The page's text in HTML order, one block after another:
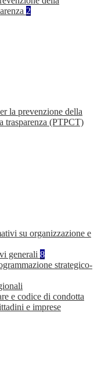
2
la prevenzione della
trasparenza (PTPCT)
su organizzazione e
generali 8
strategico-
e codice di condotta
e imprese